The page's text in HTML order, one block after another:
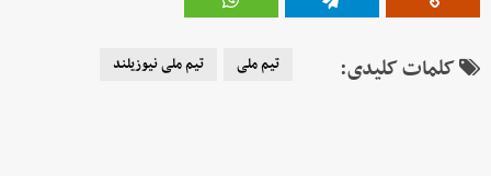
کلمات کلیدی: تیم ملی تیم ملی نیوزیلند